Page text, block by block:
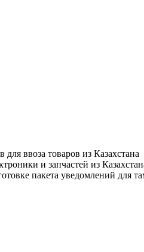
ввоза товаров из Казахстана
и запчастей из
пакета уведомлений для